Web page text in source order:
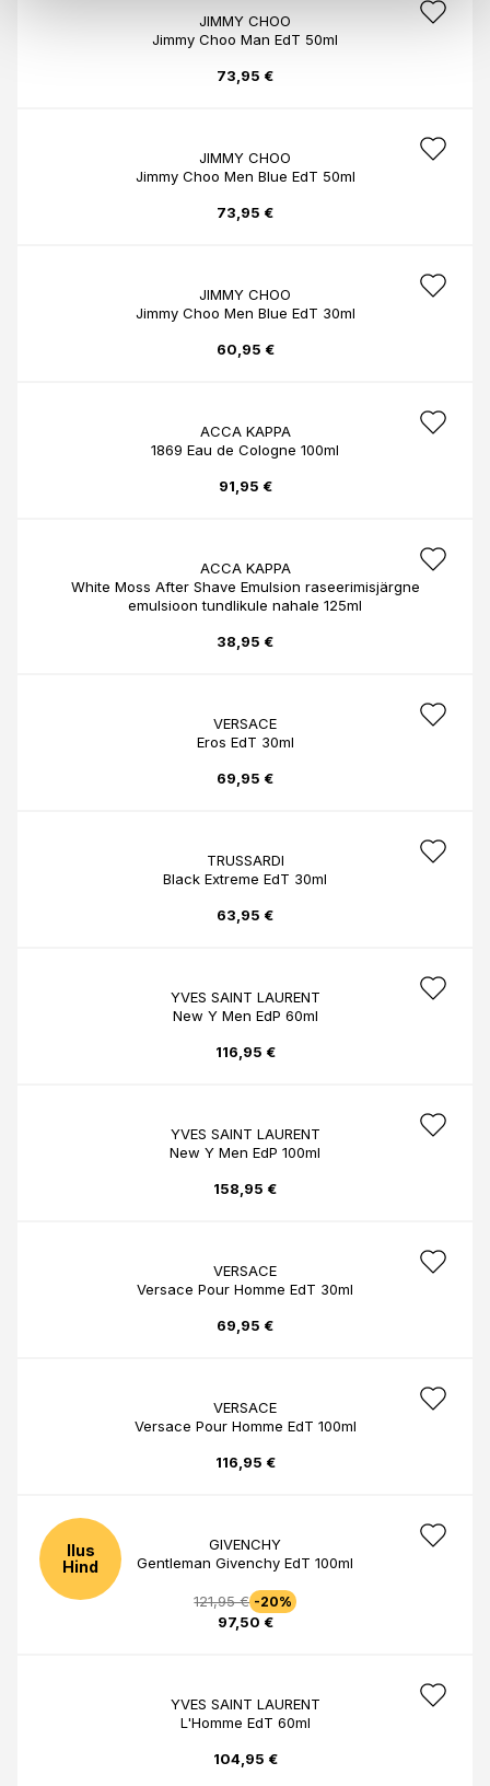
JIMMY CHOO
Jimmy Choo Man EdT 50ml
73,95 €
JIMMY CHOO
Jimmy Choo Men Blue EdT 50ml
73,95 €
JIMMY CHOO
Jimmy Choo Men Blue EdT 30ml
60,95 €
ACCA KAPPA
1869 Eau de Cologne 100ml
91,95 €
ACCA KAPPA
White Moss After Shave Emulsion raseerimisjärgne
emulsioon tundlikule nahale 125ml
38,95 €
VERSACE
Eros EdT 30ml
69,95 €
TRUSSARDI
Black Extreme EdT 30ml
63,95 €
YVES SAINT LAURENT
New Y Men EdP 60ml
116,95 €
YVES SAINT LAURENT
New Y Men EdP 100ml
158,95 €
VERSACE
Versace Pour Homme EdT 30ml
69,95 €
VERSACE
Versace Pour Homme EdT 100ml
116,95 €
Ilus
Hind
GIVENCHY
Gentleman Givenchy EdT 100ml
121,95 € -20%
97,50 €
YVES SAINT LAURENT
L'Homme EdT 60ml
104,95 €